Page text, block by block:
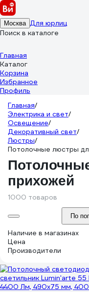
Москва Для юрлиц
Поиск в каталоге
Главная
Каталог
Корзина
Избранное
Профиль
Главная/
Электрика и свет/
Освещение/
Декоративный свет/
Люстры/
Потолочные люстры
прихожей
1000 товаров
По
Наличие в магазинах
Цена
Производители